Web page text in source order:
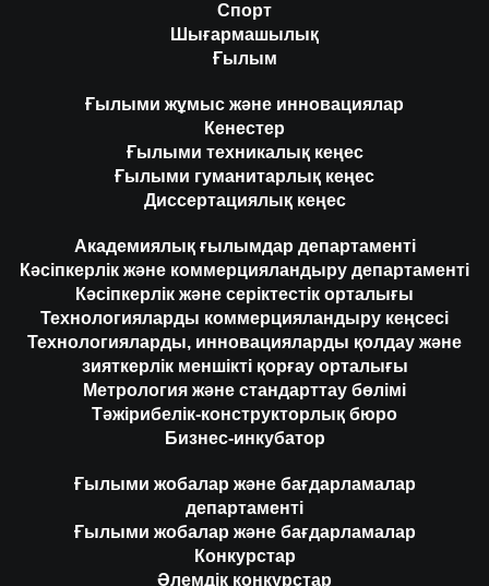
Спорт
Шығармашылық
Ғылым
Ғылыми жұмыс және инновациялар
Кенестер
Ғылыми техникалық кеңес
Ғылыми гуманитарлық кеңес
Диссертациялық кеңес
Академиялық ғылымдар департаменті
Кәсіпкерлік және коммерцияландыру департаменті
Кәсіпкерлік және серіктестік орталығы
Технологияларды коммерцияландыру кеңсесі
Технологияларды, инновацияларды қолдау және
зияткерлік меншікті қорғау орталығы
Метрология және стандарттау бөлімі
Тәжірибелік-конструкторлық бюро
Бизнес-инкубатор
Ғылыми жобалар және бағдарламалар
департаменті
Ғылыми жобалар және бағдарламалар
Конкурстар
Әлемдік конкурстар